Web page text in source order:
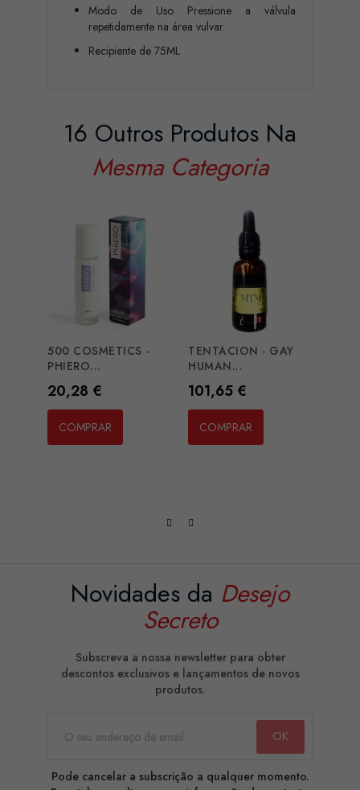
Modo de Uso Pressione a válvula
repetidamente na área vulvar.
Recipiente de 75ML
16 Outros Produtos Na
Mesma Categoria
500 COSMETICS -
PHIERO...
Preço
20,28 €
COMPRAR
TENTACION - GAY
HUMAN...
Preço
101,65 €
COMPRAR
Novidades da Desejo
Secreto
Subscreva a nossa newsletter para obter
descontos exclusivos e lançamentos de novos
produtos.
Pode cancelar a subscrição a qualquer momento.